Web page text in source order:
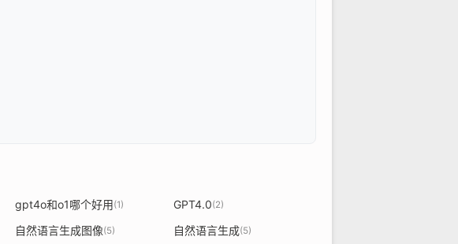
gpt4o和o1哪个好用(1) GPT4.0(2)
自然语言生成图像(5) 自然语言生成(5)